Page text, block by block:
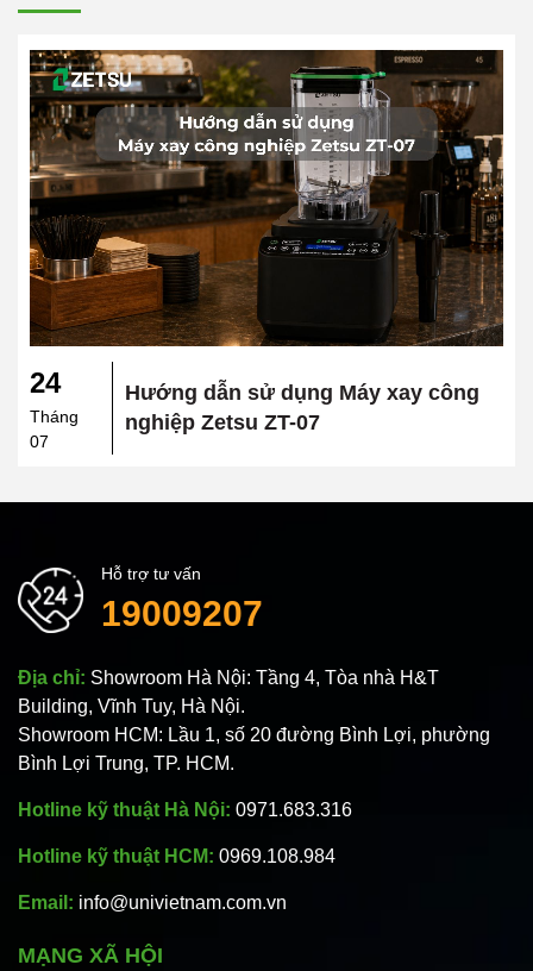
24
Tháng
07
Hướng dẫn sử dụng Máy xay công
nghiệp Zetsu ZT-07
Hỗ trợ tư vấn
19009207
Địa chỉ: Showroom Hà Nội: Tầng 4, Tòa nhà H&T
Building, Vĩnh Tuy, Hà Nội.
Showroom HCM: Lầu 1, số 20 đường Bình Lợi, phường
Bình Lợi Trung, TP. HCM.
Hotline kỹ thuật Hà Nội: 0971.683.316
Hotline kỹ thuật HCM: 0969.108.984
Email: info@univietnam.com.vn
MẠNG XÃ HỘI